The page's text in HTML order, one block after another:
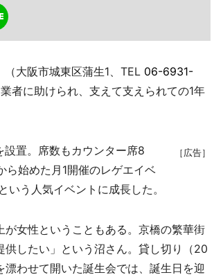
大阪市城東区蒲生1、TEL 06-6931-
者に助けられ、支えて支えられての1年
［広告］
置。席数もカウンター席8
ら始めた月1開催のレゲエイベ
う人気イベントに成長した。
女性ということもある。京橋の繁華街
したい」という沼さん。貸し切り（20
わせて開いた誕生会では、誕生日を迎